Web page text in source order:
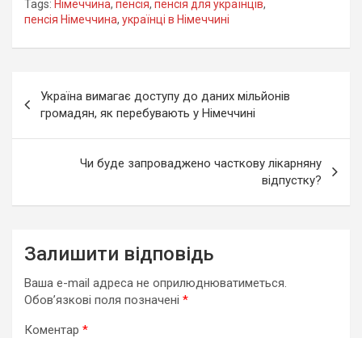
Tags: Німеччина, пенсія, пенсія для українців,
пенсія Німеччина, українці в Німеччині
записів
Україна вимагає доступу до даних мільйонів
громадян, як перебувають у Німеччині
Чи буде запроваджено часткову лікарняну
відпустку?
Залишити відповідь
Ваша e-mail адреса не оприлюднюватиметься.
Обов’язкові поля позначені *
Коментар *